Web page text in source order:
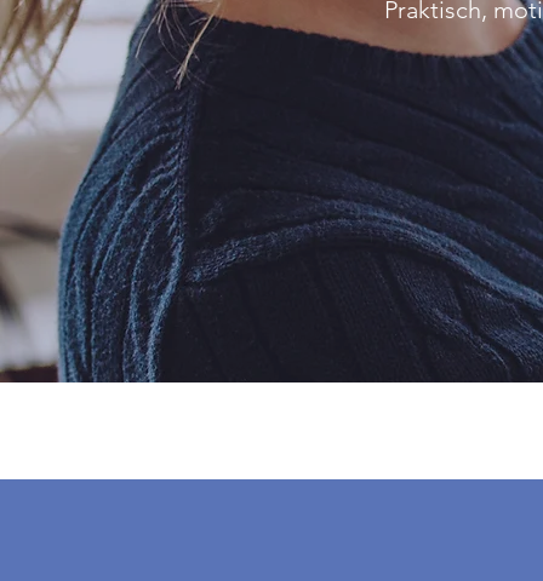
Praktisch,